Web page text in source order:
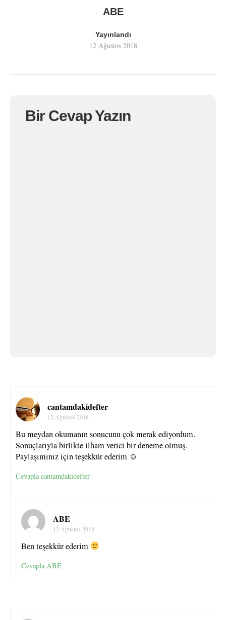
ABE
Yayınlandı
12 Ağustos 2018
Bir Cevap Yazın
cantamdakidefter
12 Ağustos 2018
Bu meydan okumanın sonucunu çok merak ediyordum.
Sonuçlarıyla birlikte ilham verici bir deneme olmuş.
Paylaşımınız için teşekkür ederim ☺
Cevapla cantamdakidefter
ABE
12 Ağustos 2018
Ben teşekkür ederim
Cevapla ABE